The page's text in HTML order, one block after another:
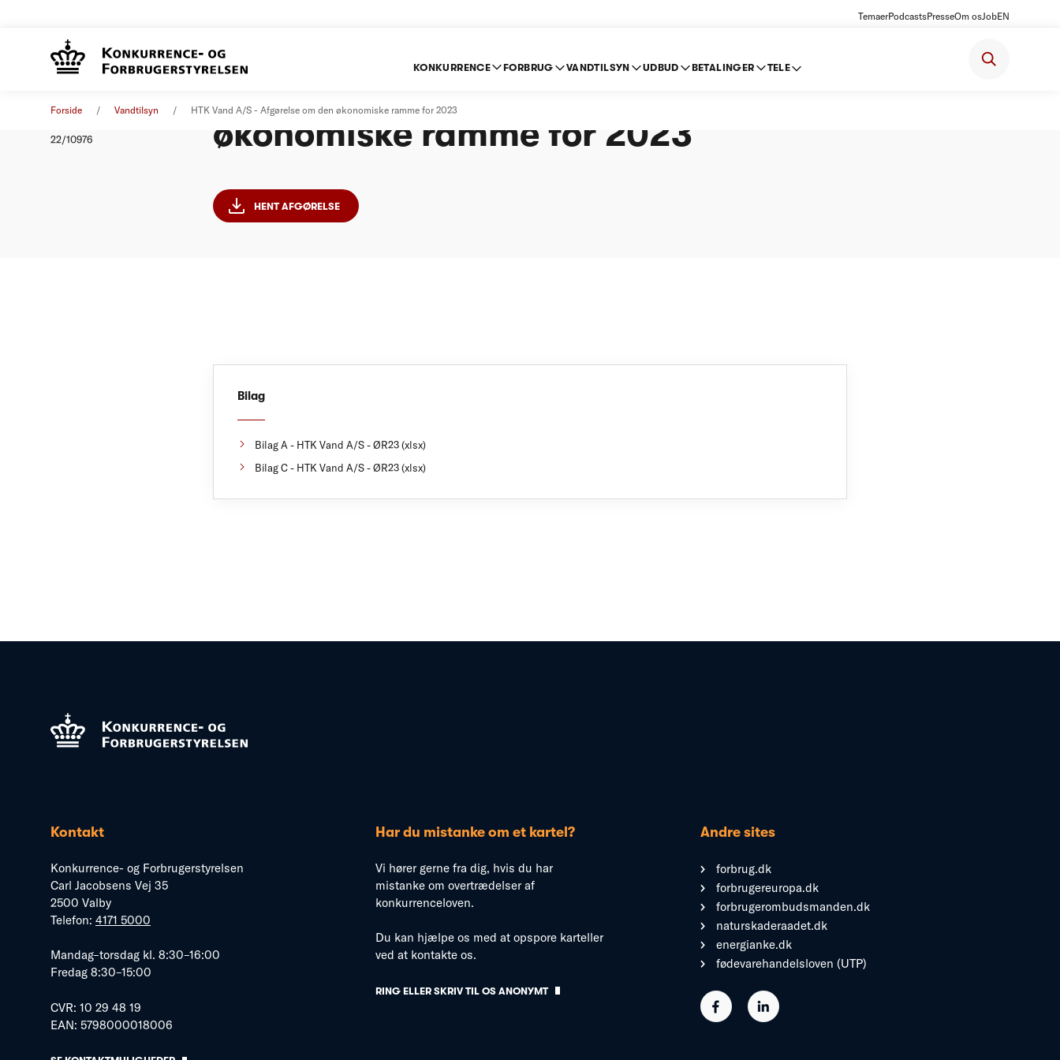
TemaerPodcastsPresseOm osJobEN
KONKURRENCE FORBRUG VANDTILSYN UDBUD BETALINGER TELE
Forside Vandtilsyn HTK Vand A/S - Afgørelse om den økonomiske ramme for 2023
22/10976
økonomiske ramme for 2023
HENT AFGØRELSE
Bilag
Bilag A - HTK Vand A/S - ØR23 (xlsx)
Bilag C - HTK Vand A/S - ØR23 (xlsx)
Kontakt
Konkurrence- og Forbrugerstyrelsen
Carl Jacobsens Vej 35
2500 Valby
Telefon: 4171 5000
Mandag–torsdag kl. 8:30–16:00
Fredag 8:30–15:00
CVR: 10 29 48 19
EAN: 5798000018006
Har du mistanke om et kartel?
Vi hører gerne fra dig, hvis du har
mistanke om overtrædelser af
konkurrenceloven.
Du kan hjælpe os med at opspore karteller
ved at kontakte os.
RING ELLER SKRIV TIL OS ANONYMT
Andre sites
forbrug.dk
forbrugereuropa.dk
forbrugerombudsmanden.dk
naturskaderaadet.dk
energianke.dk
fødevarehandelsloven (UTP)